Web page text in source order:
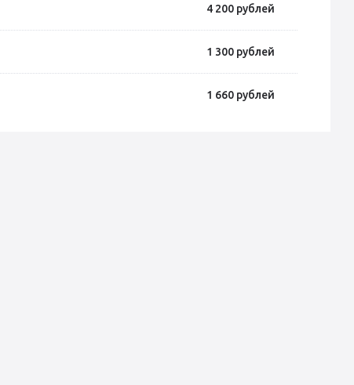
4 200 рублей
1 300 рублей
1 660 рублей